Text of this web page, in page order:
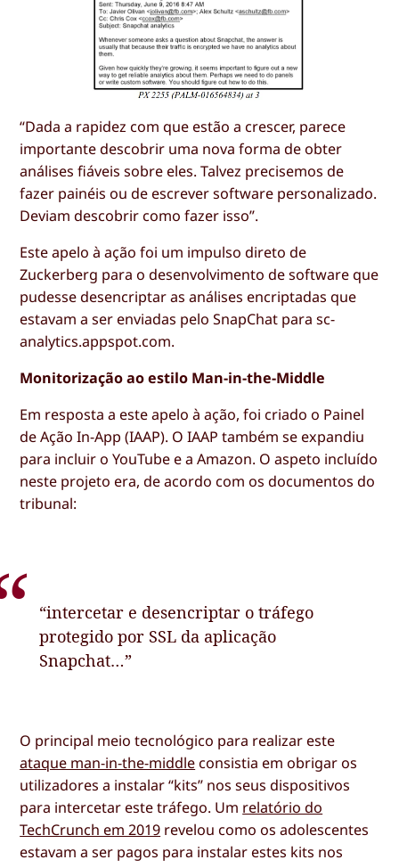
“Dada a rapidez com que estão a crescer, parece
importante descobrir uma nova forma de obter
análises fiáveis sobre eles. Talvez precisemos de
fazer painéis ou de escrever software personalizado.
Deviam descobrir como fazer isso”.
Este apelo à ação foi um impulso direto de
Zuckerberg para o desenvolvimento de software que
pudesse desencriptar as análises encriptadas que
estavam a ser enviadas pelo SnapChat para sc-
analytics.appspot.com.
Monitorização ao estilo Man-in-the-Middle
Em resposta a este apelo à ação, foi criado o Painel
de Ação In-App (IAAP). O IAAP também se expandiu
para incluir o YouTube e a Amazon. O aspeto incluído
neste projeto era, de acordo com os documentos do
tribunal:
“intercetar e desencriptar o tráfego
protegido por SSL da aplicação
Snapchat…”
O principal meio tecnológico para realizar este
ataque man-in-the-middle consistia em obrigar os
utilizadores a instalar “kits” nos seus dispositivos
para intercetar este tráfego. Um relatório do
TechCrunch em 2019 revelou como os adolescentes
estavam a ser pagos para instalar estes kits nos